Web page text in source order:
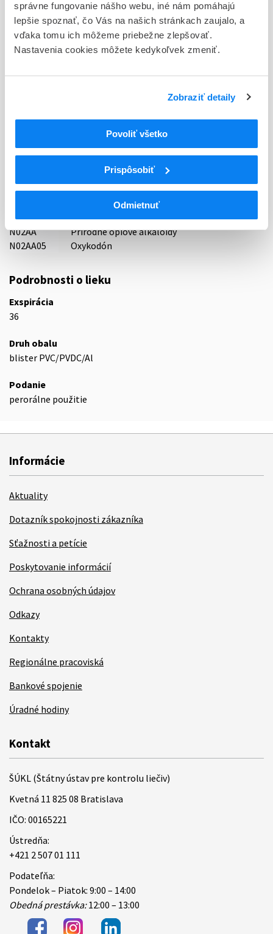
správne fungovanie nášho webu, iné nám pomáhajú
lepšie spoznať, čo Vás na našich stránkach zaujalo, a
vďaka tomu ich môžeme priebežne zlepšovať.
Nastavenia cookies môžete kedykoľvek zmeniť.
Zobraziť detaily
Povoliť všetko
Prispôsobiť
Odmietnuť
Stav
D - Registrácia bez obmedzenia platnosti
Typ registračnej procedúry
65 - ANALGETICA - ANODYNA
N
Centrálna nervová sústava
Analgetiká
N02A
Opioidné analgetiká (anodyná)
N02AA
Prírodné ópiové alkaloidy
N02AA05
Oxykodón
Podrobnosti o lieku
Exspirácia
36
Druh obalu
blister PVC/PVDC/Al
Podanie
perorálne použitie
Informácie
Aktuality
Dotazník spokojnosti zákazníka
Sťažnosti a petície
Poskytovanie informácií
Ochrana osobných údajov
Odkazy
Kontakty
Regionálne pracoviská
Bankové spojenie
Úradné hodiny
Kontakt
ŠÚKL (Štátny ústav pre kontrolu liečiv)
Kvetná 11 825 08 Bratislava
IČO: 00165221
Ústredňa:
+421 2 507 01 111
Podateľňa:
Pondelok – Piatok: 9:00 – 14:00
Obedná prestávka:12:00 – 13:00